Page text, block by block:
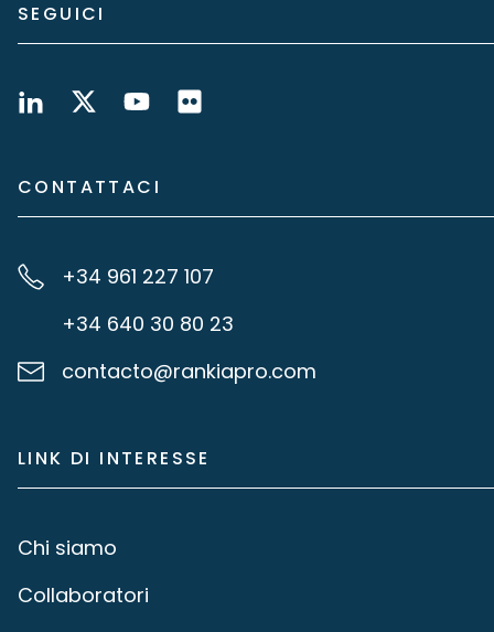
SEGUICI
CONTATTACI
+34 961 227 107
+34 640 30 80 23
contacto@rankiapro.com
LINK DI INTERESSE
Chi siamo
Collaboratori